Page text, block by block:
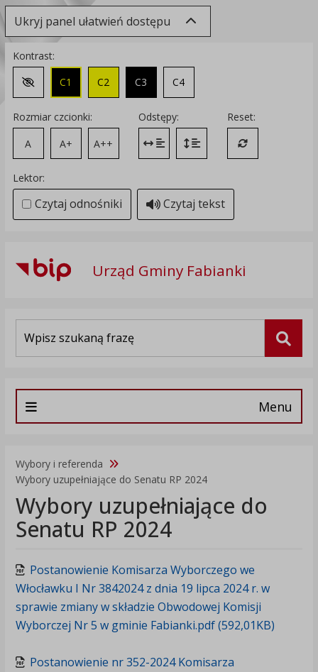
Ukryj panel ułatwień dostępu
Kontrast:
Zmień kontrast na domyślny
C1 C2 C3 C4
Rozmiar czcionki:
A
A+ A++
Odstępy:
Zmień odstęp między literami
Zmień interlinię i margines
Reset:
Przywróć
Lektor:
Czytaj odnośniki Czytaj tekst
Urząd Gminy Fabianki
Menu
Wybory i referenda
Wybory uzupełniające do Senatu RP 2024
Wybory uzupełniające do
Senatu RP 2024
Postanowienie Komisarza Wyborczego we
Włocławku I Nr 3842024 z dnia 19 lipca 2024 r. w
sprawie zmiany w składzie Obwodowej Komisji
Wyborczej Nr 5 w gminie Fabianki.pdf (592,01KB)
Postanowienie nr 352-2024 Komisarza